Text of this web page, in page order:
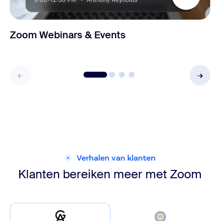
Zoom Webinars & Events
Verhalen van klanten
Klanten bereiken meer met Zoom